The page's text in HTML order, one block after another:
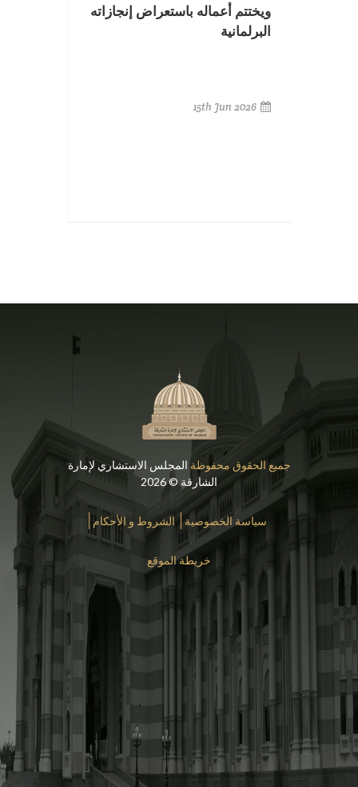
ويختتم أعماله باستعراض إنجازاته
البرلمانية
جميع الحقوق محفوظة المجلس الاستشاري لإمارة
الشارقة © 2026
سياسة الخصوصية الشروط و الأحكام
خريطة الموقع